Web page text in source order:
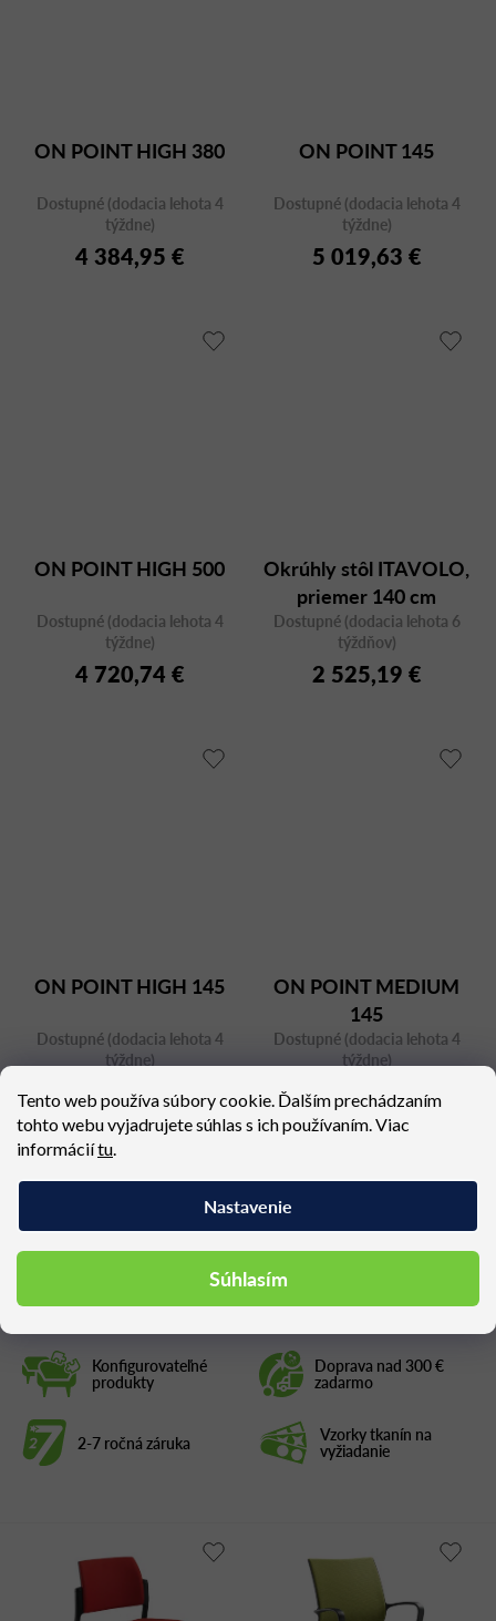
Tento web používa súbory cookie. Ďalším prechádzaním
tohto webu vyjadrujete súhlas s ich používaním. Viac
informáciítu
Nastavenie
Súhlasím
Konfigurovateľné
produkty
Doprava nad 300 €
zadarmo
2-7 ročná záruka Vzorky tkanín na
vyžiadanie
ON POINT HIGH 380
Dostupné (dodacia lehota 4
týždne)
4 384,95 €
ON POINT 145
Dostupné (dodacia lehota 4
týždne)
5 019,63 €
ON POINT HIGH 500
Dostupné (dodacia lehota 4
týždne)
4 720,74 €
Okrúhly stôl ITAVOLO,
priemer 140 cm
Dostupné (dodacia lehota 6
týždňov)
2 525,19 €
ON POINT HIGH 145
Dostupné (dodacia lehota 4
týždne)
4 472,28 €
ON POINT MEDIUM
145
Dostupné (dodacia lehota 4
týždne)
4 226,28 €
Podobné produkty